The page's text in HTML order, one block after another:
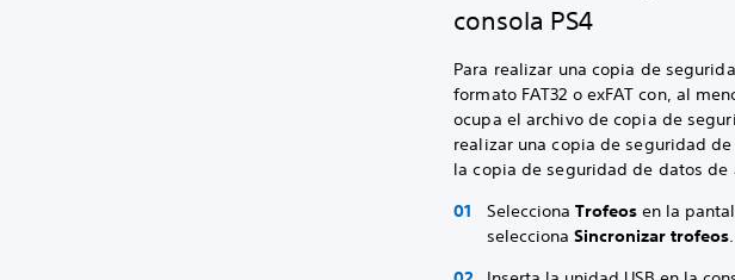
consola PS4
Para realizar una copia de
formato FAT32 o exFAT con, al
ocupa el archivo de copia de
realizar una copia de seguridad
la copia de seguridad de datos de
SeleccionaTrofeos en la
seleccionaSincronizar trofeos.